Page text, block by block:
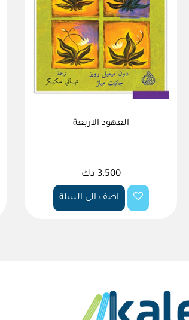
العهود الاربعة
3.500 دك
اضف الى السلة